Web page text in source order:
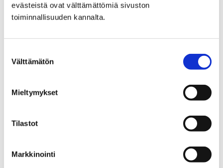
evästeistä ovat välttämättömiä sivuston
toiminnallisuuden kannalta.
valinta
Välttämätön
Mieltymykset
Tilastot
Markkinointi